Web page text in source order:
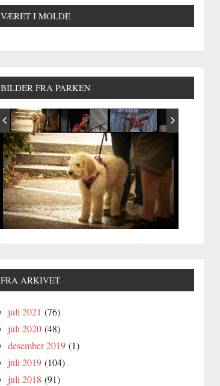
VÆRET I MOLDE
BILDER FRA PARKEN
FRA ARKIVET
juli 2021 (76)
juli 2020 (48)
desember 2019 (1)
juli 2019 (104)
juli 2018 (91)